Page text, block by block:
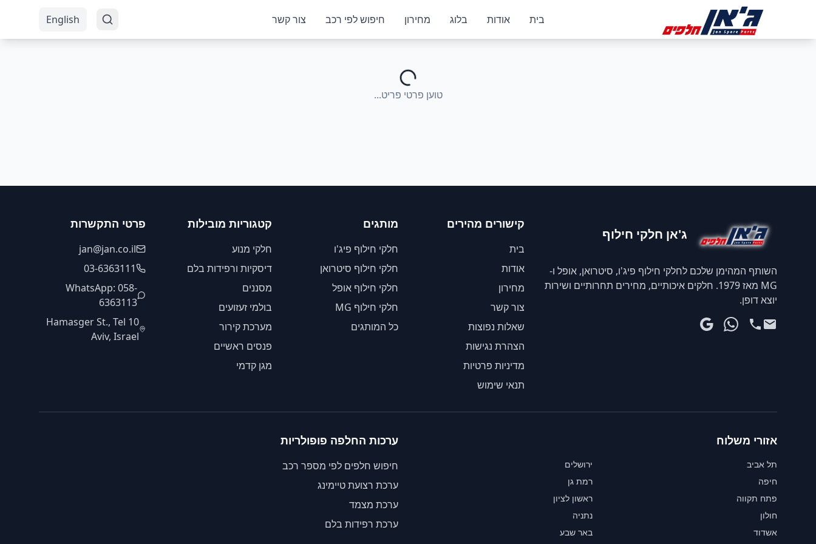
בית
אודות בלוג מחירון חיפוש לפי רכב צור קשר English
טוען פרטי פריט...
ג'אן חלקי חילוף
השותף המהימן שלכם לחלקי חילוף פיג'ו, סיטרואן, אופל ו-
MG מאז 1979. חלקים איכותיים, מחירים תחרותיים ושירות
יוצא דופן.
קישורים מהירים
בית
אודות
מחירון
צור קשר
שאלות נפוצות
הצהרת נגישות
מדיניות פרטיות
תנאי שימוש
מותגים
חלקי חילוף פיג'ו
חלקי חילוף סיטרואן
חלקי חילוף אופל
חלקי חילוף MG
כל המותגים
קטגוריות מובילות
חלקי מנוע
דיסקיות ורפידות בלם
מסננים
בולמי זעזועים
מערכת קירור
פנסים ראשיים
מגן קדמי
פרטי התקשרות
jan@jan.co.il
03-6363111
WhatsApp: 058-
6363113
10 Hamasger St., Tel
Aviv, Israel
אזורי משלוח
תל אביב
ירושלים
חיפה
רמת גן
פתח תקווה
ראשון לציון
חולון
נתניה
אשדוד
באר שבע
ערכות החלפה פופולריות
חיפוש חלפים לפי מספר רכב
ערכת רצועת טיימינג
ערכת מצמד
ערכת רפידות בלם